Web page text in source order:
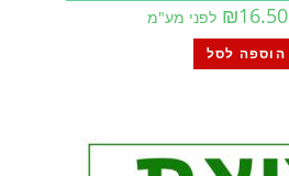
₪16.50 לפני מע"מ
הוספה לסל